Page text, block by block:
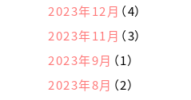
2023年12月 （4）
2023年11月 （3）
2023年9月 （1）
2023年8月 （2）